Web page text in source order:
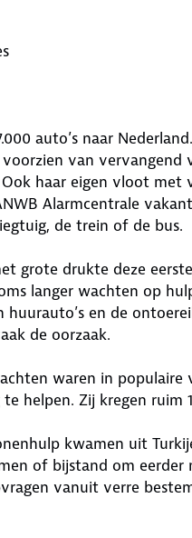
auto’s naar
van
haar eigen vloot met
Alarmcentrale
de trein of de bus.
grote drukte deze
langer wachten op
en de
de oorzaak.
waren in
helpen. Zij kregen ruim
kwamen uit
of bijstand om
vanuit verre